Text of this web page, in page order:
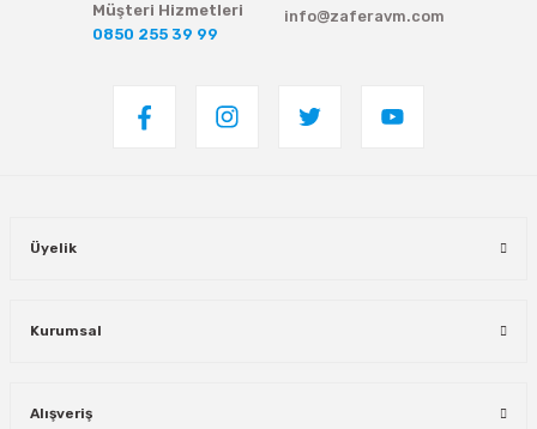
Müşteri Hizmetleri
0850 255 39 99
info@zaferavm.com
Üyelik
Kurumsal
Alışveriş